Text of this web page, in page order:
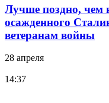
Лучше поздно, чем
осажденного
ветеранам войны
28 апреля
14:37